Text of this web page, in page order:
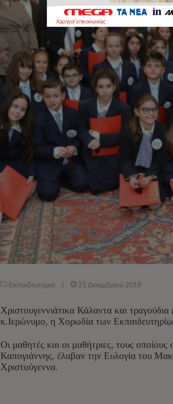
Εκπαιδευτήρια 21 Δεκεμβρίου 2018
Χριστουγεννιάτικα Κάλαντα και
κ.Ιερώνυμο, η Χορωδία των
Οι μαθητές και οι μαθήτριες, τους
Καπογιάννης, έλαβαν την Ευλογία του
Χριστούγεννα.